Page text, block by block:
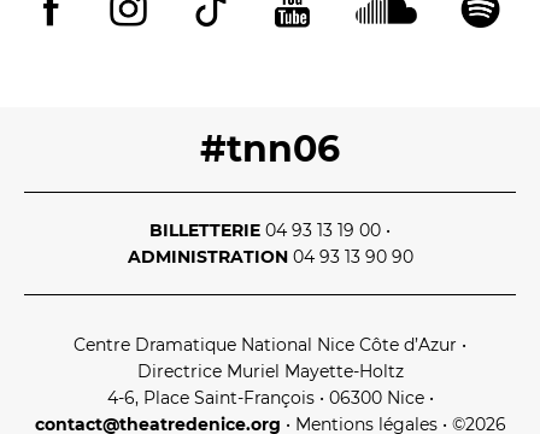
Moulins en scène
INFOS PRATIQUES
NOS SALLES
#tnn06
BILLETTERIE 04 93 13 19 00 •
ADMINISTRATION 04 93 13 90 90
Centre Dramatique National Nice Côte d’Azur •
Directrice Muriel Mayette‑Holtz
4‑6, Place Saint‑François • 06300 Nice •
contact@theatredenice.org • Mentions légales• ©2026